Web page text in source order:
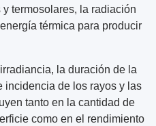
termosolares, la radiación
térmica para producir
la duración de la
incidencia de los rayos y las
tanto en la cantidad de
como en el rendimiento